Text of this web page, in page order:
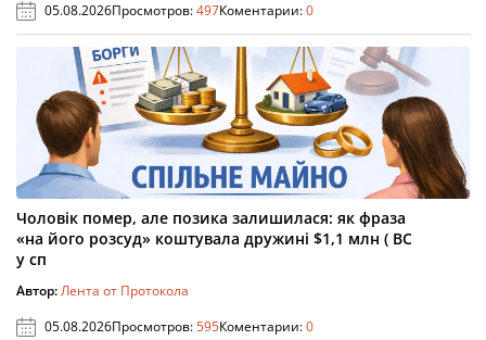
05.08.2026Просмотров:497Коментарии:0
Чоловік помер, але позика залишилася: як фраза
«на його розсуд» коштувала дружині $1,1 млн ( ВС
у сп
Автор:Лента от Протокола
05.08.2026Просмотров:595Коментарии:0